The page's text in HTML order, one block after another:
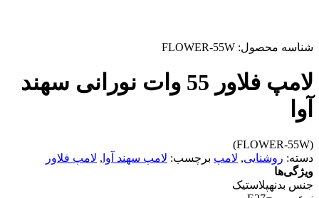
شناسه محصول: FLOWER-55W
لامپ فلاور 55 وات نورانی سهند
آوا
(FLOWER-55W)
دسته: روشنایی, لامپ برچسب: لامپ سهند آوا , لامپ فلاور
ویژگی‌ها
جنس بدنهپلاستیک